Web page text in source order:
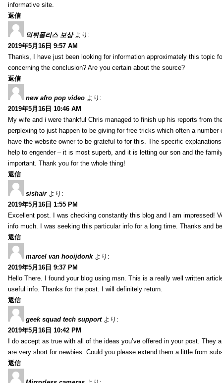
informative site.
返信
먹튀폴리스 보상 より:
2019年5月16日 9:57 AM
Thanks, I have just been looking for information approximately this topic
concerning the conclusion? Are you certain about the source?
返信
new afro pop video より:
2019年5月16日 10:46 AM
My wife and i were thankful Chris managed to finish up his reports from
perplexing to just happen to be giving for free tricks which often a
have the website owner to be grateful to for this. The specific
help to engender – it is most superb, and it is letting our son and the
important. Thank you for the whole thing!
返信
sishair より:
2019年5月16日 1:55 PM
Excellent post. I was checking constantly this blog and I am impressed!
info much. I was seeking this particular info for a long time. Thanks and
返信
marcel van hooijdonk より:
2019年5月16日 9:37 PM
Hello There. I found your blog using msn. This is a really well written
useful info. Thanks for the post. I will definitely return.
返信
geek squad tech support より:
2019年5月16日 10:42 PM
I do accept as true with all of the ideas you’ve offered in your post.
are very short for newbies. Could you please extend them a little from
返信